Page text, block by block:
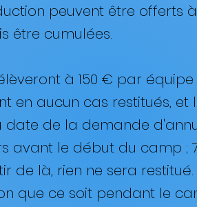
peuvent être offerts
être cumulées.
à 150 € par
en aucun cas restitués,
de la demande
avant le début du camp ;
de là, rien ne sera
que ce soit pendant le